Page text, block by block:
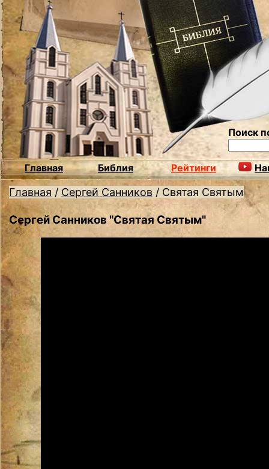
Поиск
Главная Библия Рейтинги
Главная / Сергей Санников / Святая Святым
Сергей Санников "Святая Святым"